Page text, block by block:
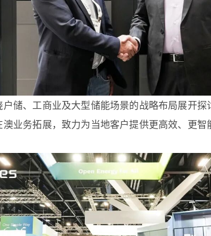
储、工商业及大型储能场景的战略布局展开
业务拓展，致力为当地客户提供更高效、更